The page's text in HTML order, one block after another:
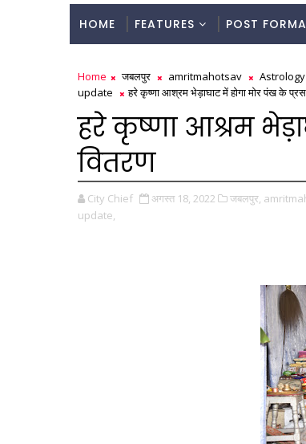
HOME FEATURES POST
Home जबलपुर amritmahotsav Astrology
update
हरे कृष्णा आश्रम भेड़ाघाट में होगा मोर पंख के
हरे कृष्णा आश्रम
वितरण
City Chief अगस्त 18, 2022 जबलपुर,
update,